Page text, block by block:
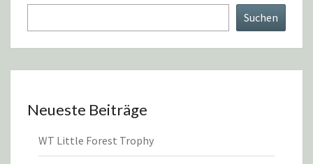
Suchen
Neueste Beiträge
WT Little Forest Trophy